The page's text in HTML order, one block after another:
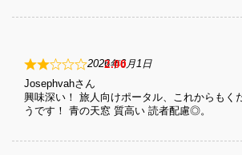
2
2026年6月1日
興味深い！ 旅人向けポータル、これからもく
うです！ 青の天窓 質高い 読者配慮◎。
Josephvah